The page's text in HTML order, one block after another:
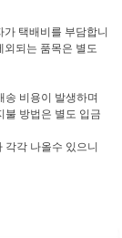
택배비를 부담합니
외되는 품목은 별도
송 비용이 발생하며
불 방법은 별도 입금
각 나올수 있으니